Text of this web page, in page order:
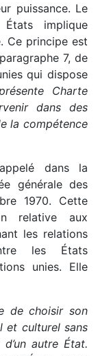
puissance. Le
implique
Ce principe est
7, de
qui dispose
Charte
dans des
la compétence
dans la
générale des
1970. Cette
relative aux
les relations
les États
unies. Elle
de choisir son
et culturel sans
autre État.